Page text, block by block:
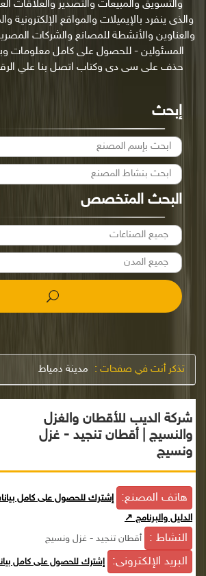
والذى ينفرد بالإيميلات والمواقع الإلكترونية
والعناوين والأنشطة للمصانع والشركات
المسئولين - للحصول على كامل معلومات
حذف على سى دى وكتاب اتصل بنا علي الرقم
إبحث
البحث المتخصص
تذكر أنت في صفحات : مدينة دمياط
شركة الديب للأقطان والغزل
والنسيج | أقطان تنجيد - غزل
ونسيج
هاتف المصنع: إشترك للحصول على كامل
الدليل والبرنامج ↗
النشاط : أقطان تنجيد - غزل ونسيج
البريد الإلكترونى: إشترك للحصول على كامل